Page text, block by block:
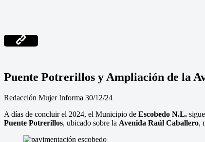
Puente Potrerillos y Ampliación de la
Redacción Mujer Informa 30/12/24
A días de concluir el 2024, el Municipio de Escobedo N.L.
Puente Potrerillos, ubicado sobre la Avenida Raúl Caballero,